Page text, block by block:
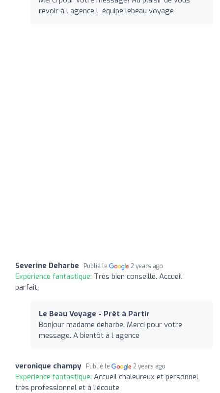
revoir à l agence L équipe lebeau voyage
Severine Deharbe Publié le 2 years ago
Expérience fantastique: Très bien conseillé. Accueil
parfait.
Le Beau Voyage - Prêt à Partir
Bonjour madame deharbe. Merci pour votre
message. A bientôt à l agence
veronique champy Publié le 2 years ago
Expérience fantastique: Accueil chaleureux et personnel
très professionnel et à l'écoute